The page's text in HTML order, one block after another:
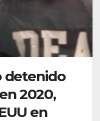
detenido
2020,
en